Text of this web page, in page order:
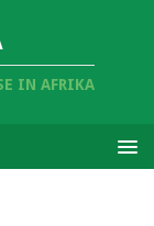
IN AFRIKA